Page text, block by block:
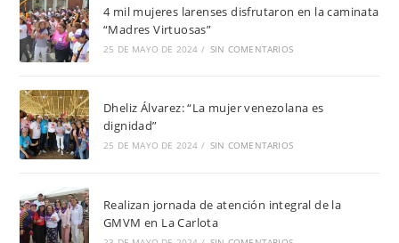
4 mil mujeres larenses disfrutaron en la caminata
“Madres Virtuosas”
25 DE MAYO DE 2024 / SIN COMENTARIOS
Dheliz Álvarez: “La mujer venezolana es
dignidad”
25 DE MAYO DE 2024 / SIN COMENTARIOS
Realizan jornada de atención integral de la
GMVM en La Carlota